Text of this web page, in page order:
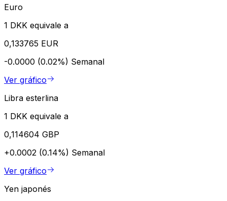
Euro
1 DKK equivale a
0,133765 EUR
-0.0000 (0.02%) Semanal
Ver gráfico
Libra esterlina
1 DKK equivale a
0,114604 GBP
+0.0002 (0.14%) Semanal
Ver gráfico
Yen japonés